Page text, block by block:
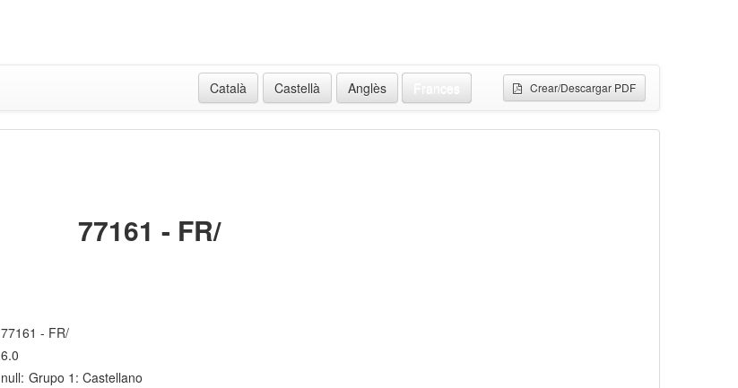
Crear/Descargar PDF
Català Castellà Anglès
77161 - FR/
77161 - FR/
6.0
null: Grupo 1: Castellano